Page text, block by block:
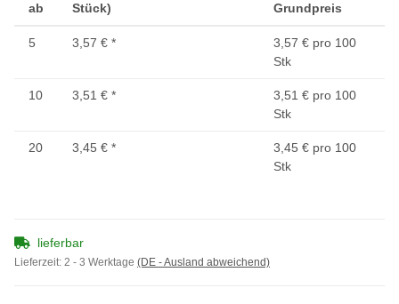
ab
Stück)
Grundpreis
5 3,57 € *
3,57 € pro 100
Stk
10 3,51 € *
3,51 € pro 100
Stk
20 3,45 € *
3,45 € pro 100
Stk
lieferbar
Lieferzeit: 2 - 3 Werktage (DE - Ausland abweichend)